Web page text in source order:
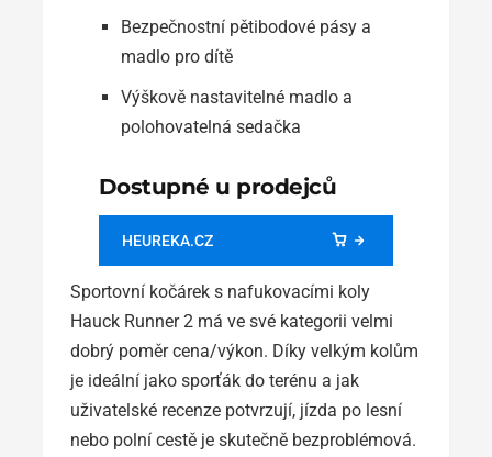
Bezpečnostní pětibodové pásy a
madlo pro dítě
Výškově nastavitelné madlo a
polohovatelná sedačka
Dostupné u prodejců
HEUREKA.CZ
Sportovní kočárek s nafukovacími koly
Hauck Runner 2 má ve své kategorii velmi
dobrý poměr cena/výkon. Díky velkým kolům
je ideální jako sporťák do terénu a jak
uživatelské recenze potvrzují, jízda po lesní
nebo polní cestě je skutečně bezproblémová.